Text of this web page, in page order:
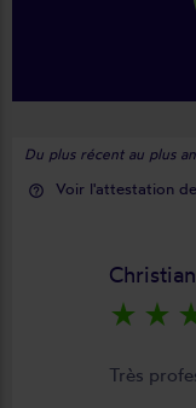
Du plus récent au plus
help_outline Voir l'attestation
star_rate star_rate
Très